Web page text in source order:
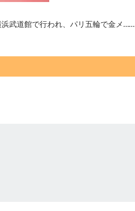
武道館で行われ、パリ五輪で金メ……